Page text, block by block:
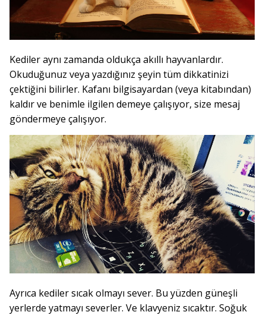
Kediler aynı zamanda oldukça akıllı hayvanlardır.
Okuduğunuz veya yazdığınız şeyin tüm dikkatinizi
çektiğini bilirler. Kafanı bilgisayardan (veya kitabından)
kaldır ve benimle ilgilen demeye çalışıyor, size mesaj
göndermeye çalışıyor.
Ayrıca kediler sıcak olmayı sever. Bu yüzden güneşli
yerlerde yatmayı severler. Ve klavyeniz sıcaktır. Soğuk